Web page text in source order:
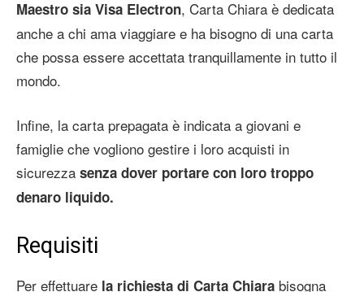
Maestro sia Visa Electron, Carta Chiara è dedicata
anche a chi ama viaggiare e ha bisogno di una carta
che possa essere accettata tranquillamente in tutto il
mondo.
Infine, la carta prepagata è indicata a giovani e
famiglie che vogliono gestire i loro acquisti in
sicurezza senza dover portare con loro troppo
denaro liquido.
Requisiti
Per effettuare la richiesta di Carta Chiara bisogna